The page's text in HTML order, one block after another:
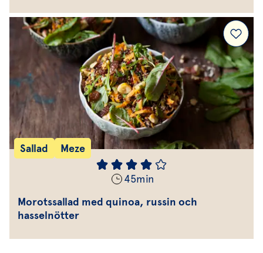
Sallad Meze
45min
Morotssallad med quinoa, russin och
hasselnötter